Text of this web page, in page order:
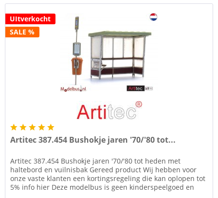
UItverkocht
SALE %
Artitec 387.454 Bushokje jaren '70/'80 tot...
Artitec 387.454 Bushokje jaren '70/'80 tot heden met
haltebord en vuilnisbak Gereed product Wij hebben voor
onze vaste klanten een kortingsregeling die kan oplopen tot
5% info hier Deze modelbus is geen kinderspeelgoed en